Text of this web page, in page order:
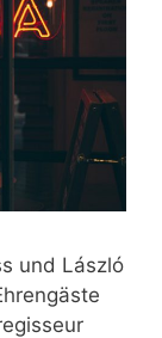
und László